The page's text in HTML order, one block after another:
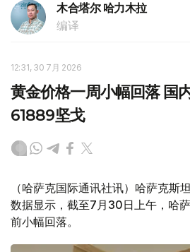
木合塔尔 哈力木拉
编译
12:31, 30 7月 2026
黄金价格一周小幅回落 国
61889坚戈
（哈萨克国际通讯社讯）哈萨克
数据显示，截至7月30日上午，哈
前小幅回落。